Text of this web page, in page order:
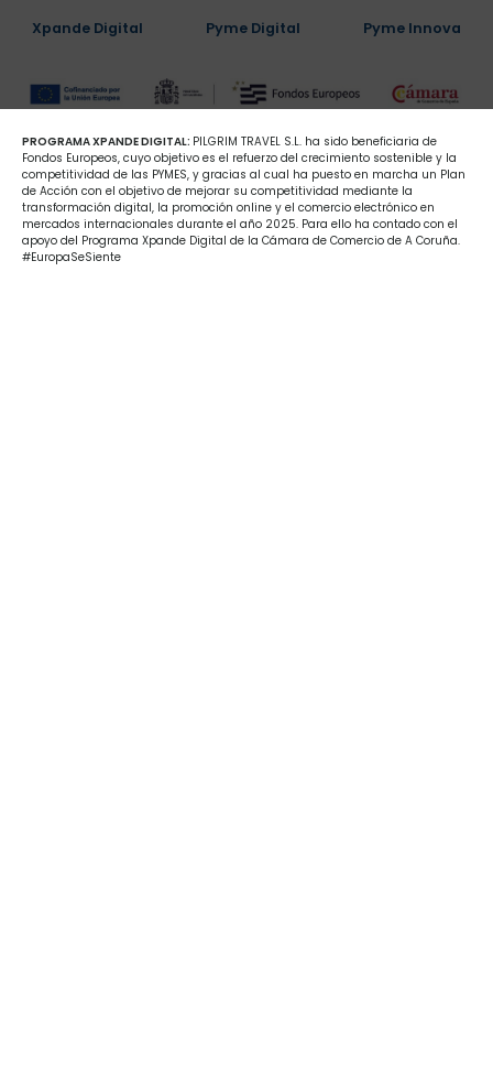
Xpande Digital Pyme Digital Pyme Innova
PROGRAMA XPANDE DIGITAL: PILGRIM TRAVEL S.L. ha sido beneficiaria de
Fondos Europeos, cuyo objetivo es el refuerzo del crecimiento sostenible y la
competitividad de las PYMES, y gracias al cual ha puesto en marcha un Plan
de Acción con el objetivo de mejorar su competitividad mediante la
transformación digital, la promoción online y el comercio electrónico en
mercados internacionales durante el año 2025. Para ello ha contado con el
apoyo del Programa Xpande Digital de la Cámara de Comercio de A Coruña.
#EuropaSeSiente